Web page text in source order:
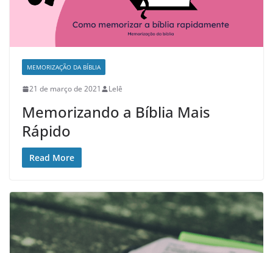
MEMORIZAÇÃO DA BÍBLIA
21 de março de 2021 Lelê
Memorizando a Bíblia Mais
Rápido
Read More